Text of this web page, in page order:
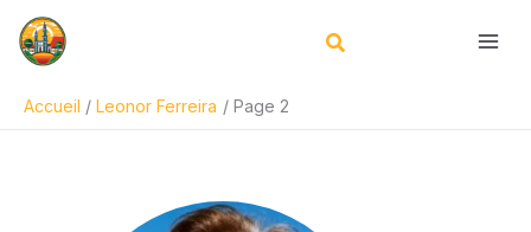
Accueil
Leonor Ferreira Page 2